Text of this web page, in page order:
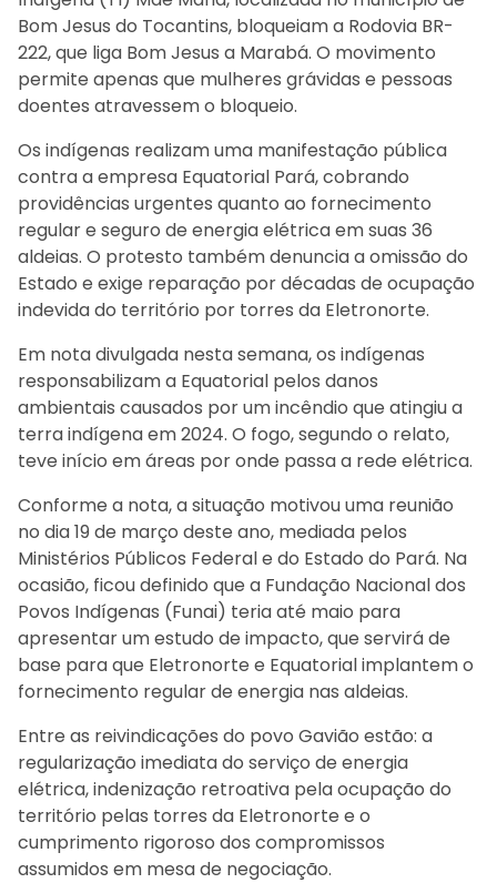
Bom Jesus do Tocantins, bloqueiam a Rodovia BR-
222, que liga Bom Jesus a Marabá. O movimento
permite apenas que mulheres grávidas e pessoas
doentes atravessem o bloqueio.
Os indígenas realizam uma manifestação pública
contra a empresa Equatorial Pará, cobrando
providências urgentes quanto ao fornecimento
regular e seguro de energia elétrica em suas 36
aldeias. O protesto também denuncia a omissão do
Estado e exige reparação por décadas de ocupação
indevida do território por torres da Eletronorte.
Em nota divulgada nesta semana, os indígenas
responsabilizam a Equatorial pelos danos
ambientais causados por um incêndio que atingiu a
terra indígena em 2024. O fogo, segundo o relato,
teve início em áreas por onde passa a rede elétrica.
Conforme a nota, a situação motivou uma reunião
no dia 19 de março deste ano, mediada pelos
Ministérios Públicos Federal e do Estado do Pará. Na
ocasião, ficou definido que a Fundação Nacional dos
Povos Indígenas (Funai) teria até maio para
apresentar um estudo de impacto, que servirá de
base para que Eletronorte e Equatorial implantem o
fornecimento regular de energia nas aldeias.
Entre as reivindicações do povo Gavião estão: a
regularização imediata do serviço de energia
elétrica, indenização retroativa pela ocupação do
território pelas torres da Eletronorte e o
cumprimento rigoroso dos compromissos
assumidos em mesa de negociação.